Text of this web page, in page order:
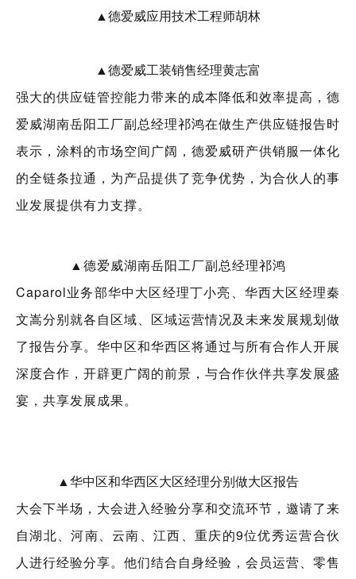
▲德爱威应用技术工程师胡林
▲德爱威工装销售经理黄志富
强大的供应链管控能力带来的成本降低和效率提高，德
爱威湖南岳阳工厂副总经理祁鸿在做生产供应链报告时
表示，涂料的市场空间广阔，德爱威研产供销服一体化
的全链条拉通，为产品提供了竞争优势，为合伙人的事
业发展提供有力支撑。
▲德爱威湖南岳阳工厂副总经理祁鸿
Caparol业务部华中大区经理丁小亮、华西大区经理秦
文嵩分别就各自区域、区域运营情况及未来发展规划做
了报告分享。华中区和华西区将通过与所有合作人开展
深度合作，开辟更广阔的前景，与合作伙伴共享发展盛
宴，共享发展成果。
▲华中区和华西区大区经理分别做大区报告
大会下半场，大会进入经验分享和交流环节，邀请了来
自湖北、河南、云南、江西、重庆的9位优秀运营合伙
人进行经验分享。他们结合自身经验，会员运营、零售